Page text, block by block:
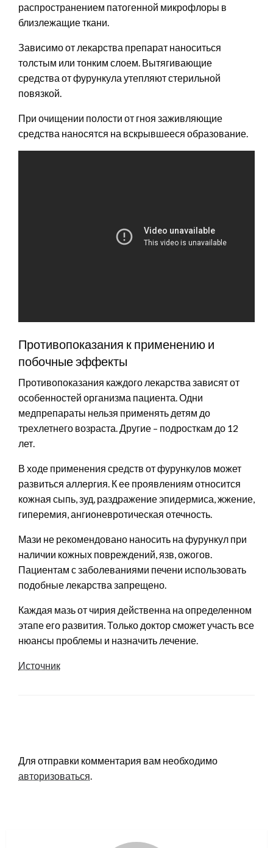
распространением патогенной микрофлоры в
близлежащие ткани.
Зависимо от лекарства препарат наноситься
толстым или тонким слоем. Вытягивающие
средства от фурункула утепляют стерильной
повязкой.
При очищении полости от гноя заживляющие
средства наносятся на вскрывшееся образование.
Противопоказания к применению и
побочные эффекты
Противопоказания каждого лекарства зависят от
особенностей организма пациента. Одни
медпрепараты нельзя применять детям до
трехлетнего возраста. Другие – подросткам до 12
лет.
В ходе применения средств от фурункулов может
развиться аллергия. К ее проявлениям относится
кожная сыпь, зуд, раздражение эпидермиса, жжение,
гиперемия, ангионевротическая отечность.
Мази не рекомендовано наносить на фурункул при
наличии кожных повреждений, язв, ожогов.
Пациентам с заболеваниями печени использовать
подобные лекарства запрещено.
Каждая мазь от чирия действенна на определенном
этапе его развития. Только доктор сможет участь все
нюансы проблемы и назначить лечение.
Источник
Для отправки комментария вам необходимо
авторизоваться.